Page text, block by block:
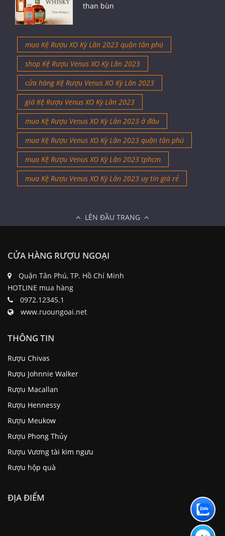
than bùn
mua Kệ Rượu XO Kỳ Lân 2023 quận tân phú
shop Kệ Rượu Venus XO Kỳ Lân 2023
cửa hàng Kệ Rượu Venus XO Kỳ Lân 2023
giá Kệ Rượu Venus XO Kỳ Lân 2023
mua Kệ Rượu Venus XO Kỳ Lân 2023 ở đâu
mua Kệ Rượu Venus XO Kỳ Lân 2023 quận tân phú
mua Kệ Rượu Venus XO Kỳ Lân 2023 tphcm
mua Kệ Rượu Venus XO Kỳ Lân 2023 uy tín giá rẻ
LÊN ĐẦU TRANG
CỬA HÀNG RƯỢU NGOẠI
Quận Tân Phú, TP. Hồ Chí Minh
HOTLINE mua hàng
0972.12345.1
www.ruoungoai.net
THÔNG TIN
Rượu Chivas
Rượu Johnnie Walker
Rượu Macallan
Rượu Hennessy
Rượu Meukow
Rượu Phong Thủy
Rượu Vương tài kim ngưu
Rượu hộp quà
ĐỊA ĐIỂM